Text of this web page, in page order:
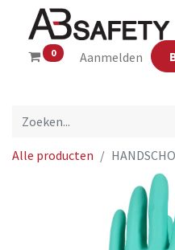
0 Aanmelden
Alle producten